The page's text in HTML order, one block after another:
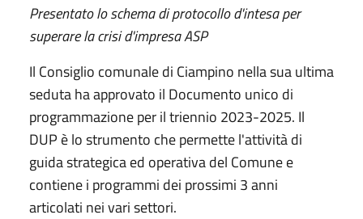
Presentato lo schema di protocollo d'intesa per
superare la crisi d'impresa ASP
Il Consiglio comunale di Ciampino nella sua ultima
seduta ha approvato il Documento unico di
programmazione per il triennio 2023-2025. Il
DUP è lo strumento che permette l'attività di
guida strategica ed operativa del Comune e
contiene i programmi dei prossimi 3 anni
articolati nei vari settori.